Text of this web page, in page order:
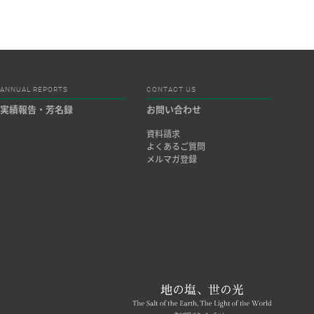
ANNUAL REPORTS
実績報告・芳名録
CONTACT US
お問い合わせ
資料請求
よくあるご質問
メルマガ登録